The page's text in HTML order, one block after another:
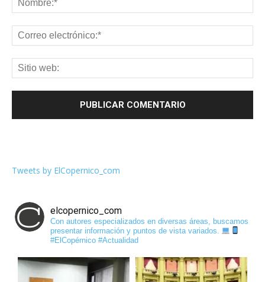
Tweets by ElCopernico_com
elcopernico_com
Con autores especializados en diversas áreas, buscamos
presentar información y puntos de vista variados.
#ElCopérnico #Actualidad